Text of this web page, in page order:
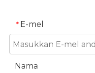
* E-mel
Nama